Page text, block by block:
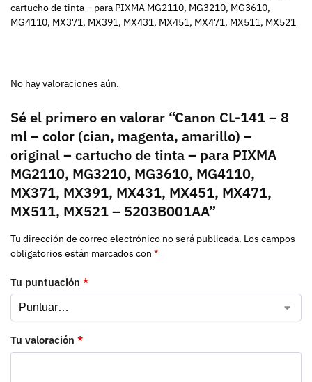
cartucho de tinta – para PIXMA MG2110, MG3210, MG3610,
MG4110, MX371, MX391, MX431, MX451, MX471, MX511, MX521
No hay valoraciones aún.
Sé el primero en valorar “Canon CL-141 – 8
ml – color (cian, magenta, amarillo) –
original – cartucho de tinta – para PIXMA
MG2110, MG3210, MG3610, MG4110,
MX371, MX391, MX431, MX451, MX471,
MX511, MX521 – 5203B001AA”
Tu dirección de correo electrónico no será publicada. Los campos
obligatorios están marcados con *
Tu puntuación *
Tu valoración *